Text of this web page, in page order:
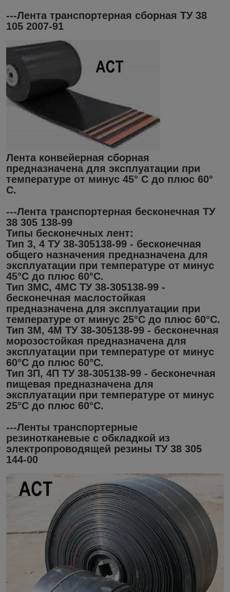
---Лента транспортерная сборная ТУ 38
105 2007-91
Лента конвейерная сборная
предназначена для эксплуатации при
температуре от минус 45° С до плюс 60°
С.
---Лента транспортерная бесконечная ТУ
38 305 138-99
Типы бесконечных лент:
Тип 3, 4 ТУ 38-305138-99 - бесконечная
общего назначения предназначена для
эксплуатации при температуре от минус
45°С до плюс 60°С.
Тип 3МС, 4МС ТУ 38-305138-99 -
бесконечная маслостойкая
предназначена для эксплуатации при
температуре от минус 25°С до плюс 60°С.
Тип 3М, 4М ТУ 38-305138-99 - бесконечная
морозостойкая предназначена для
эксплуатации при температуре от минус
60°С до плюс 60°С.
Тип 3П, 4П ТУ 38-305138-99 - бесконечная
пищевая предназначена для
эксплуатации при температуре от минус
25°С до плюс 60°С.
---Ленты транспортерные
резинотканевые с обкладкой из
электропроводящей резины ТУ 38 305
144-00